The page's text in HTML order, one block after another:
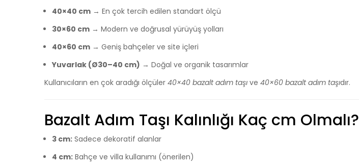
40×40 cm → En çok tercih edilen standart ölçü
30×60 cm → Modern ve doğrusal yürüyüş yolları
40×60 cm → Geniş bahçeler ve site içleri
Yuvarlak (Ø30–40 cm) → Doğal ve organik tasarımlar
Kullanıcıların en çok aradığı ölçüler 40×40 bazalt adım taşı ve 40×60 bazalt adım taşıdır.
Bazalt Adım Taşı Kalınlığı Kaç cm Olmalı?
3 cm: Sadece dekoratif alanlar
4 cm: Bahçe ve villa kullanımı (önerilen)